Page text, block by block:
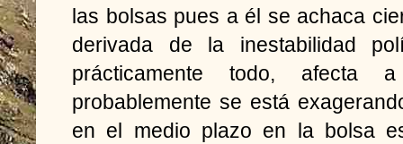
las bolsas pues a él se achaca
derivada de la inestabilidad
prácticamente todo, afecta
probablemente se está
en el medio plazo en la bolsa